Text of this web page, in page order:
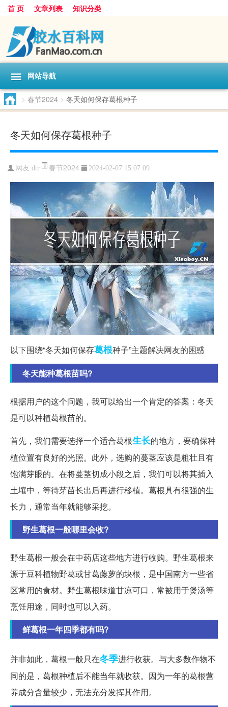
首 页 文章列表 知识分类
网站导航
> 春节2024 > 冬天如何保存葛根种子
冬天如何保存葛根种子
网友:dtr 春节2024 2024-02-07 15:07:09
以下围绕“冬天如何保存葛根种子”主题解决网友的困惑
冬天能种葛根苗吗?
根据用户的这个问题，我可以给出一个肯定的答案：冬天
是可以种植葛根苗的。
首先，我们需要选择一个适合葛根生长的地方，要确保种
植位置有良好的光照。此外，选购的蔓茎应该是粗壮且有
饱满芽眼的。在将蔓茎切成小段之后，我们可以将其插入
土壤中，等待芽苗长出后再进行移植。葛根具有很强的生
长力，通常当年就能够采挖。
野生葛根一般哪里会收?
野生葛根一般会在中药店这些地方进行收购。野生葛根来
源于豆科植物野葛或甘葛藤萝的块根，是中国南方一些省
区常用的食材。野生葛根味道甘凉可口，常被用于煲汤等
烹饪用途，同时也可以入药。
鲜葛根一年四季都有吗?
并非如此，葛根一般只在冬季进行收获。与大多数作物不
同的是，葛根种植后不能当年就收获。因为一年的葛根营
养成分含量较少，无法充分发挥其作用。